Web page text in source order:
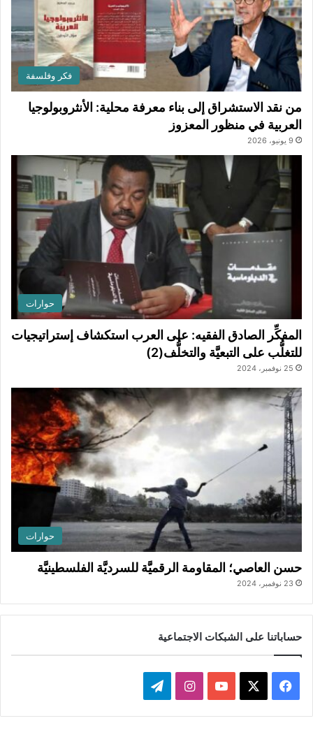
فكر وفلسفة
من نقد الاستشراق إلى بناء معرفة محلية: الأنثروبولوجيا
العربية في منظور المعزوز
9 يونيو، 2026
حوارات
المفكِّر الصادق الفقيه: على العرب استكشاف إستراتيجيات
للتغلُّب على التبعيَّة والتخلُّف(2)
25 نوفمبر، 2024
حوارات
حسن العاصي؛ المقاومة الرقميَّة للسرديَّة الفلسطينيَّة
23 نوفمبر، 2024
حساباتنا على الشبكات الاجتماعية
ي
X
Y
ن
ي